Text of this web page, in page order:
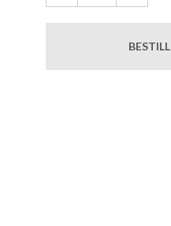
BESTILL